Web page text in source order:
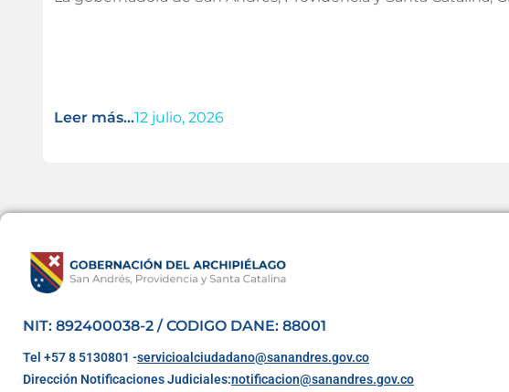
Leer más...12 julio, 2026
NIT: 892400038-2 / CODIGO DANE: 88001
Tel +57 8 5130801 -servicioalciudadano@sanandres.gov.co
Dirección Notificaciones Judiciales:notificacion@sanandres.gov.co